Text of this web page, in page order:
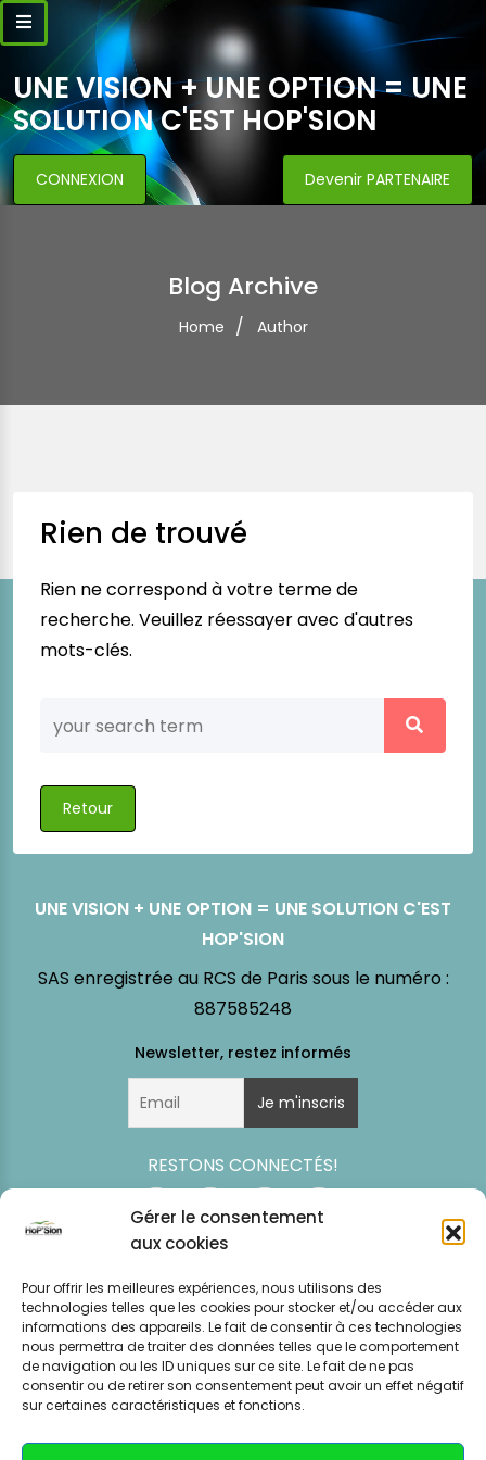
Gérer le consentement
aux cookies
Pour offrir les meilleures expériences, nous utilisons des
technologies telles que les cookies pour stocker et/ou accéder aux
informations des appareils. Le fait de consentir à ces technologies
nous permettra de traiter des données telles que le comportement
de navigation ou les ID uniques sur ce site. Le fait de ne pas
consentir ou de retirer son consentement peut avoir un effet négatif
sur certaines caractéristiques et fonctions.
UNE VISION + UNE OPTION = UNE
SOLUTION C'EST HOP'SION
CONNEXION Devenir PARTENAIRE
Blog Archive
Home Author
Rien de trouvé
Rien ne correspond à votre terme de
recherche. Veuillez réessayer avec d'autres
mots-clés.
Retour
UNE VISION + UNE OPTION = UNE SOLUTION C'EST
HOP'SION
SAS enregistrée au RCS de Paris sous le numéro :
887585248
RESTONS CONNECTÉS!
Simulation
tarifaire
Event
News
Mentions légales
CGV – CGU
Politique de